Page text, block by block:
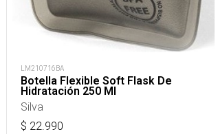
LM210716BA
Botella Flexible Soft Flask De
Hidratación 250 Ml
Silva
$ 22.990